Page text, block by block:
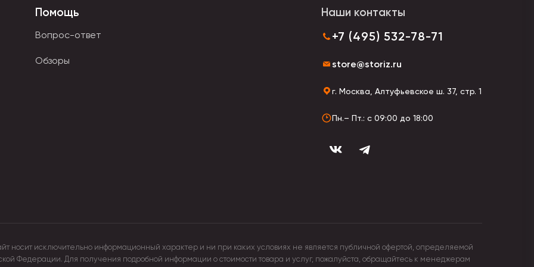
в компании.
тяжелых значков.
сплавов
Помощь
Вопрос-ответ
Обзоры
Наши контакты
+7 (495) 532-78-71
store@storiz.ru
г. Москва, Алтуфьевское ш. 37, стр. 1
Пн.– Пт.: с 09:00 до 18:00
носит исключительно информационный характер и ни при каких условиях не является публичной офертой, определяемой
Федерации. Для получения подробной информации о стоимости товара и услуг, пожалуйста, обращайтесь к менеджерам